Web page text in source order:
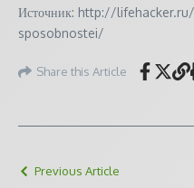
Источник: http://
sposobnostei/
Share this Article
Previous Article